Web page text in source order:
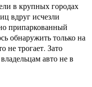
в крупных городах
вдруг исчезли
припаркованный
обнаружить только на
не трогает. Зато
авто не в